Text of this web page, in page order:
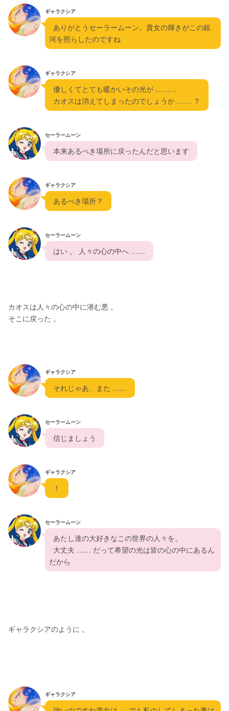
ギャラクシア
河を照らしたのですね
ギャラクシア
  優しくてとても暖かいその光が ………
  カオスは消えてしまったのでしょうか …… ？
セーラームーン
  本来あるべき場所に戻ったんだと思います
ギャラクシア
  あるべき場所？
セーラームーン
  はい 。 人々の心の中へ ……
カオスは人々の心の中に潜む悪 。
そこに戻った 。
ギャラクシア
  それじゃあ、また ……
セーラームーン
  信じましょう
ギャラクシア
  ！
セーラームーン
  あたし達の大好きなこの世界の人々を。
だから
ギャラクシアのように 。
ギャラクシア